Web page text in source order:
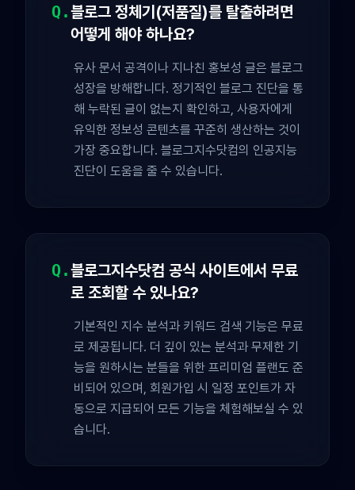
Q.블로그 정체기(저품질)를 탈출하려면
어떻게 해야 하나요?
유사 문서 공격이나 지나친 홍보성 글은 블로그
성장을 방해합니다. 정기적인 블로그 진단을 통
해 누락된 글이 없는지 확인하고, 사용자에게
유익한 정보성 콘텐츠를 꾸준히 생산하는 것이
가장 중요합니다. 블로그지수닷컴의 인공지능
진단이 도움을 줄 수 있습니다.
Q.블로그지수닷컴 공식 사이트에서 무료
로 조회할 수 있나요?
기본적인 지수 분석과 키워드 검색 기능은 무료
로 제공됩니다. 더 깊이 있는 분석과 무제한 기
능을 원하시는 분들을 위한 프리미엄 플랜도 준
비되어 있으며, 회원가입 시 일정 포인트가 자
동으로 지급되어 모든 기능을 체험해보실 수 있
습니다.